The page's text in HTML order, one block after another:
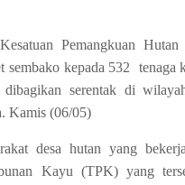
Pemangkuan
sembako kepada 532 tenaga
serentak di
Kamis (06/05)
desa hutan yang
Kayu (TPK) yang